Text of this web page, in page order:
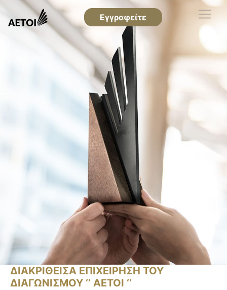
Εγγραφείτε
ΔΙΑΚΡΙΘΕΙΣΑ ΕΠΙΧΕΙΡΗΣΗ ΤΟΥ
ΔΙΑΓΩΝΙΣΜΟΥ ‘’ ΑΕΤΟΙ ‘’